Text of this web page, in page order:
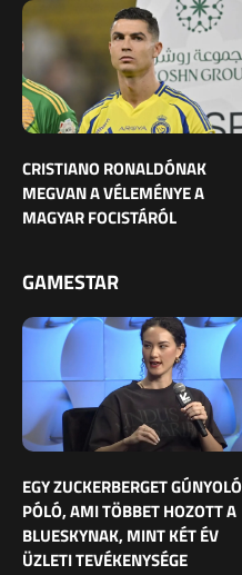
CRISTIANO RONALDÓNAK
MEGVAN A VÉLEMÉNYE A
MAGYAR FOCISTÁRÓL
GAMESTAR
EGY ZUCKERBERGET GÚNYOLÓ
PÓLÓ, AMI TÖBBET HOZOTT A
BLUESKYNAK, MINT KÉT ÉV
ÜZLETI TEVÉKENYSÉGE